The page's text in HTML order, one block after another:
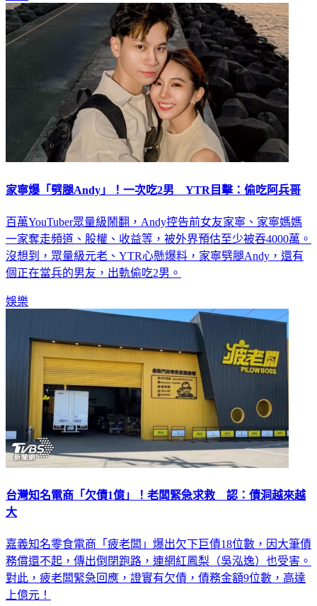
家寧爆「劈腿Andy」！一次吃2男 YTR目擊：偷吃阿兵哥
百萬YouTuber眾量級鬧翻，Andy控告前女友家寧、家寧媽媽
一家奪走頻道、股權、收益等，被外界預估至少被吞4000萬。
沒想到，眾量級元老、YTR心懸爆料，家寧劈腿Andy，還有
個正在當兵的男友，出軌偷吃2男。
娛樂
台灣知名電商「欠債1億」！老闆緊急求救 認：債洞越來越
大
嘉義知名零食電商「疲老闆」爆出欠下巨債18位數，因大筆債
務償還不起，傳出倒閉跑路，連網紅鳳梨（吳泓逸）也受害。
對此，疲老闆緊急回應，證實有欠債，債務金額9位數，高達
上億元！